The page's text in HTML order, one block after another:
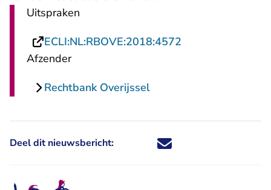
Uitspraken
ECLI:NL:RBOVE:2018:4572
Afzender
Rechtbank Overijssel
Deel dit nieuwsbericht: Deel dit nieuwsbericht via X -
Deel dit nieuwsbericht via
Deel dit nieuwsbericht
Deel dit